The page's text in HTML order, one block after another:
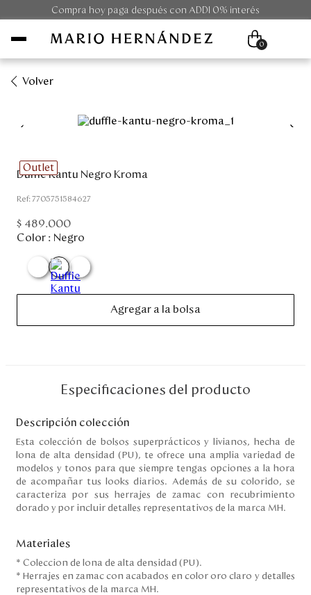
Compra hoy paga después con ADDI 0% interés
Unisex
Outlet
Disney
Servicio al cliente
Nuestras Tiendas
Costa Rica
Panamá
USA
Venezuela
0
Volver
Outlet
Duffle Kantu Negro Kroma
:7705751584627
$ 489.000
Color : Negro
Agregar a la bolsa
Especificaciones del producto
Descripción colección
Esta colección de bolsos superprácticos y livianos, hecha de
lona de alta densidad (PU), te ofrece una amplia variedad de
modelos y tonos para que siempre tengas opciones a la hora
de acompañar tus looks diarios. Además de su colorido, se
caracteriza por sus herrajes de zamac con recubrimiento
dorado y por incluir detalles representativos de la marca MH.
Materiales
* Coleccion de lona de alta densidad (PU).
* Herrajes en zamac con acabados en color oro claro y detalles
representativos de la marca MH.